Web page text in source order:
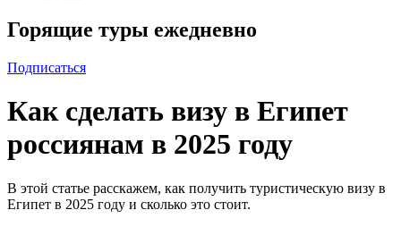
Горящие туры ежедневно
Подписаться
Как сделать визу в Египет
россиянам в 2025 году
В этой статье расскажем, как получить туристическую визу в
Египет в 2025 году и сколько это стоит.